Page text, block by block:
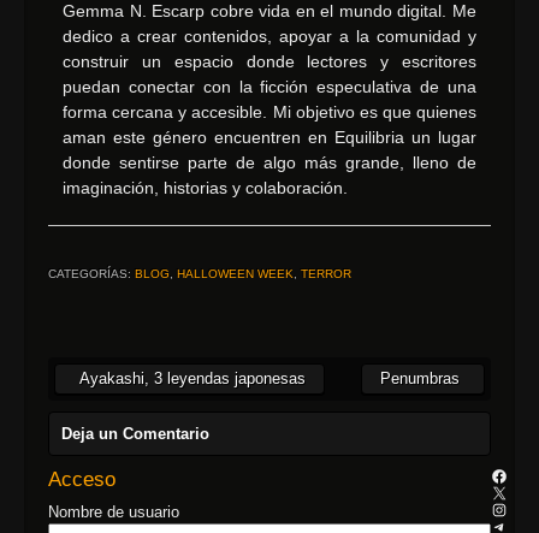
Gemma N. Escarp cobre vida en el mundo digital. Me
dedico a crear contenidos, apoyar a la comunidad y
construir un espacio donde lectores y escritores
puedan conectar con la ficción especulativa de una
forma cercana y accesible. Mi objetivo es que quienes
aman este género encuentren en Equilibria un lugar
donde sentirse parte de algo más grande, lleno de
imaginación, historias y colaboración.
CATEGORÍAS: BLOG, HALLOWEEN WEEK, TERROR
Ayakashi, 3 leyendas japonesas Penumbras
Deja un Comentario
Acceso
Nombre de usuario